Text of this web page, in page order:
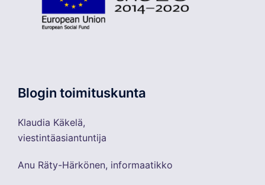
Blogin toimituskunta
Klaudia Käkelä,
viestintäasiantuntija
Anu Räty-Härkönen, informaatikko